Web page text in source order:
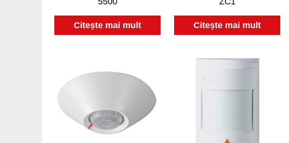
Citește mai mult Citește mai mult